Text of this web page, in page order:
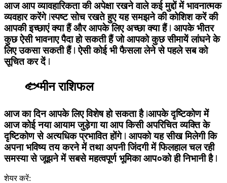
आज आप व्यावहारिकता की अपेक्षा रखने वाले कई मुद्दों में भावनात्मक
व्यवहार करेंगे ǀस्पष्ट सोच रखते हुए यह समझने की कोशिश करें की
आपकी इच्छाएं क्या हैं और आपके लिए अच्छा क्या हैं ǀ आपके भीतर
कुछ ऐसी भावनाए पैदा हो सकती हैं जो आपको कुछ सीमायें लांघने के
लिए उकसा सकती हैं ǀ ऐसी कोई भी फैसला लेने से पहले सब को
सूचित कर दें ǀ
🐟मीन राशिफल
आज का दिन आपके लिए विशेष हो सकता है ǀआपके दृष्टिकोण में
आज कोई नया आयाम जुड़ेगा या आप किसी अपरिचित व्यक्ति के
दृष्टिकोण से अत्यधिक प्रभावित होंगे ǀ आपको यह सीख मिलेगी कि
अपना भविष्य तय करने में तथा अपनी जिंदगी में फिलहाल चल रही
समस्या से जूझने में सबसे महत्वपूर्ण भूमिका आप०को ही निभानी है ǀ
शेयर करें: